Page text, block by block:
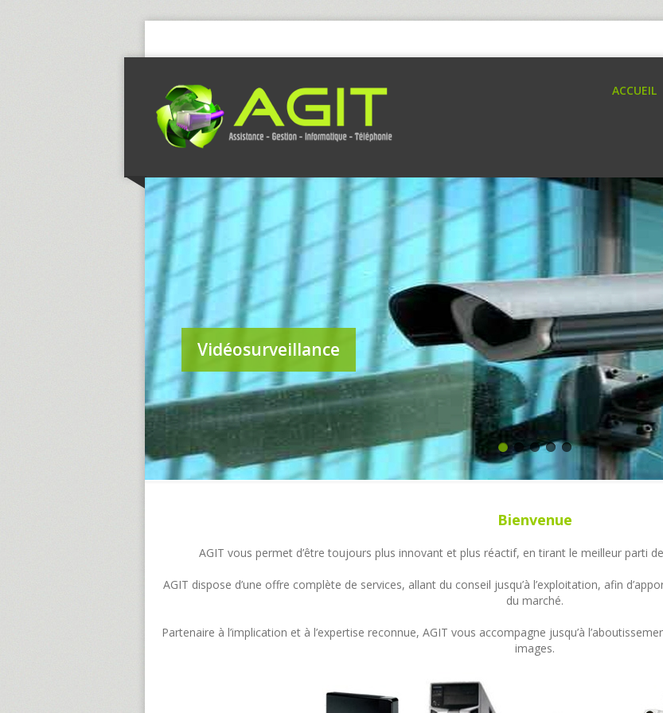
ACCUEIL
Vidéosurveillance
Bienvenue
AGIT vous permet d’être toujours plus innovant et plus réactif, en tirant le meilleur parti
AGIT dispose d’une offre complète de services, allant du conseil jusqu’à l’exploitation, afin
du marché.
Partenaire à l’implication et à l’expertise reconnue, AGIT vous accompagne jusqu’à
images.